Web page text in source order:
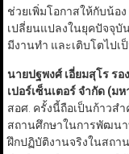
ช่วยเพิ่มโอกาสให้กับน้อ
เปลี่ยนแปลงในยุคปัจจุบั
มีงานทำ และเติบโตไป
นายปฐพงศ์ เอี่ยมสุโร ร
เปอร์เซ็นเตอร์ จำกัด (ม
สอศ. ครั้งนี้ถือเป็นก้าวส
สถานศึกษาในการพัฒน
ฝึกปฏิบัติงานจริงในสถา